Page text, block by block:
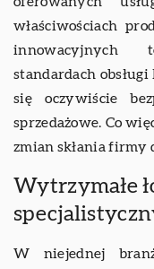
właściwościach
innowacyjnych
standardach obsługi
się oczywiście
sprzedażowe. Co
zmian skłania firmy
Wytrzymałe
W niejednej